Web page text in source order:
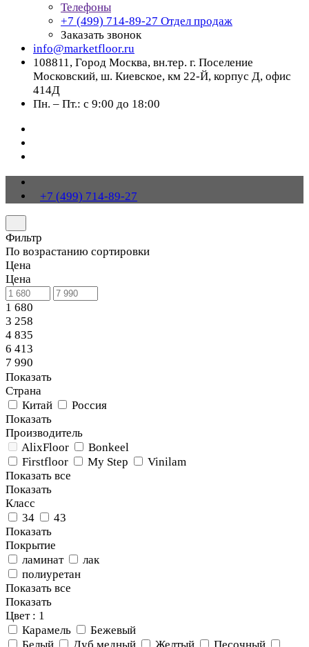
Телефоны
+7 (499) 714-89-27 Отдел продаж
Заказать звонок
info@marketfloor.ru
108811, Город Москва, вн.тер. г. Поселение
Московский, ш. Киевское, км 22-Й, корпус Д, офис
414Д
Пн. – Пт.: с 9:00 до 18:00
+7 (499) 714-89-27
Фильтр
По возрастанию сортировки
Цена
Цена
1 680
3 258
4 835
6 413
7 990
Показать
Страна
Китай
Россия
Показать
Производитель
AlixFloor
Bonkeel
Firstfloor
My Step
Vinilam
Показать все
Показать
Класс
34
43
Показать
Покрытие
ламинат
лак
полиуретан
Показать все
Показать
Цвет : 1
Карамель
Бежевый